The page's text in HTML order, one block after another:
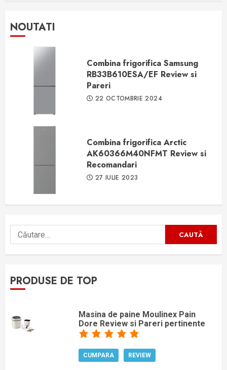
NOUTATI
Combina frigorifica Samsung
RB33B610ESA/EF Review si
Pareri
22 OCTOMBRIE 2024
Combina frigorifica Arctic
AK60366M40NFMT Review si
Recomandari
27 IULIE 2023
Caută
după:
PRODUSE DE TOP
Masina de paine Moulinex Pain
Dore Review si Pareri pertinente
CUMPARA REVIEW